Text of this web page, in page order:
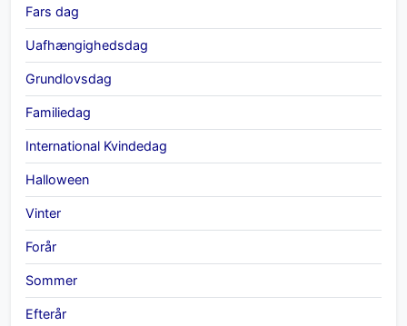
Fars dag
Uafhængighedsdag
Grundlovsdag
Familiedag
International Kvindedag
Halloween
Vinter
Forår
Sommer
Efterår